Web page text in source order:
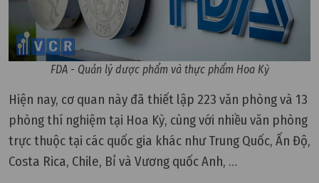
FDA - Quản lý dược phẩm và thực phẩm Hoa Kỳ
Hiện nay, cơ quan này đã thiết lập 223 văn phòng và 13
phòng thí nghiệm tại Hoa Kỳ, cùng với nhiều văn phòng
trực thuộc tại các quốc gia khác như Trung Quốc, Ấn Độ,
Costa Rica, Chile, Bỉ và Vương quốc Anh, …